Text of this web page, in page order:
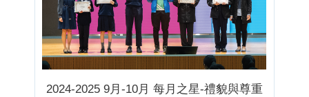
2024-2025 9月-10月 每月之星-禮貌與尊重